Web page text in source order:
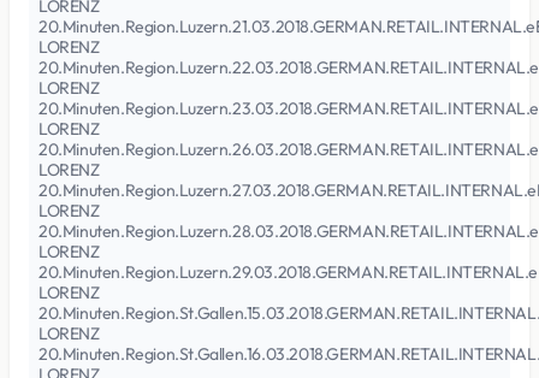
LORENZ
LORENZ
LORENZ
LORENZ
LORENZ
LORENZ
LORENZ
LORENZ
LORENZ